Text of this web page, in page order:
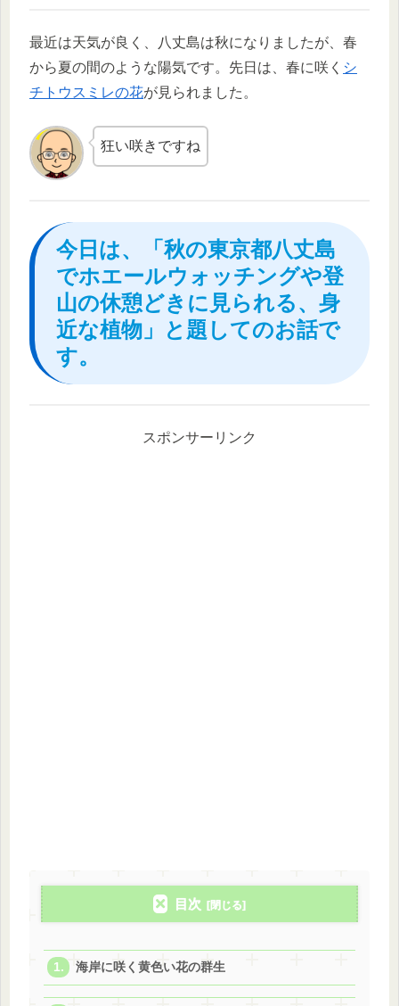
最近は天気が良く、八丈島は秋になりましたが、春
から夏の間のような陽気です。先日は、春に咲く シ
チトウスミレの花が見られました。
狂い咲きですね
今日は、「秋の東京都八丈島
でホエールウォッチングや登
山の休憩どきに見られる、身
近な植物」と題してのお話で
す。
スポンサーリンク
目次
海岸に咲く黄色い花の群生